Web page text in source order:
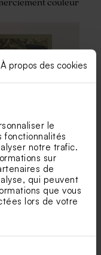
À propos des cookies
le
fonctionnalités
notre trafic.
sur
de
qui peuvent
que vous
lors de votre
mariage
couleur
d'invitation et